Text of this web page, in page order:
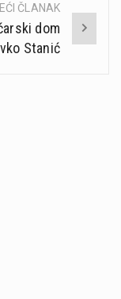
ČLANAK
dom
Stanić